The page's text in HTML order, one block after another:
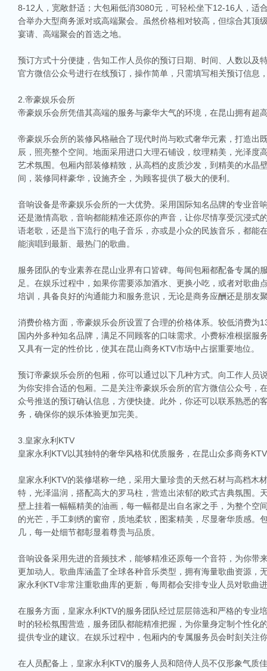
8-12人，宽敞舒适；大包厢低消3080元，可轻松坐下12-16人，适
合举办大型商务派对或高端聚会。虽然价格相对较高，但综合其
宴请、高端聚会的首选之地。
预订方式十分便捷，告知工作人员你的预订日期、时间、人数以
官方微信公众号进行在线预订，操作简单，只需填写相关预订信息
2.帝豪娱乐会所
帝豪娱乐会所凭借其高端的服务与豪华大气的环境，在昆山拥有超
帝豪娱乐会所的装修风格融合了现代时尚与欧式奢华元素，打造
辰，照亮整个空间。地面采用进口大理石铺设，纹理精美，光泽
艺术氛围。包厢内部装修精致，从高档的皮质沙发，到精美的水
间，装修同样豪华，设施齐全，为顾客提供了极大的便利。
音响设备是帝豪娱乐会所的一大优势。采用国际知名品牌的专业
还是激情高歌，音响都能精准还原你的声音，让你尽情享受沉浸
语老歌，还是当下流行的电子音乐，亦或是小众的民族音乐，都
能演唱到最新、最热门的歌曲。
服务团队的专业素养在昆山业界有口皆碑。每间包厢都配备专属
足。在娱乐过程中，如果你需要添加酒水、更换小吃，或者对歌
培训，具备良好的沟通能力和服务意识，无论是商务应酬还是朋
消费价格方面，帝豪娱乐会所设置了合理的价格体系。较低消费
国内外多种知名品牌，满足不同顾客的口味需求。小费标准根据
又具有一定的性价比，使其在昆山商务KTV市场中占据重要地位。
预订帝豪娱乐会所的包厢，你可以通过以下几种方式。向工作人
为你安排合适的包厢。二是关注帝豪娱乐会所的官方微信公众号
众号推送的预订确认信息，方便快捷。此外，你还可以联系熟悉
务，确保你的娱乐体验更加完美。
3.皇家永利KTV
皇家永利KTV以其独特的奢华风格和优质服务，在昆山众多商务
皇家永利KTV的装修堪称一绝，采用大量珍贵的天然石材与高档
特，光泽温润，搭配高大的罗马柱，营造出浓郁的欧式古典氛围
壁上挂着一幅幅精美的油画，每一幅都是出自名家之手，为整个
的光芒，手工刺绣的窗帘，质地柔软，图案精美，尽显奢华质感
几，每一处细节都彰显着尊贵与品质。
音响设备采用先进的音频技术，能够精准还原每一个音符，为你
更加动人。歌曲库涵盖了全球各种音乐类型，拥有海量歌曲资源
家永利KTV非常注重歌曲库的更新，每周都会安排专业人员对歌曲
在服务方面，皇家永利KTV的服务团队经过层层筛选和严格的专业
时的轻松氛围营造，服务团队都能精准把握，为你量身定制个性
提供专业的建议。在娱乐过程中，包厢内的专属服务员会时刻关
在人员配备上，皇家永利KTV的服务人员和陪侍人员不仅形象气质